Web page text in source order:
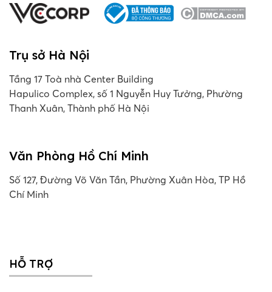
Trụ sở Hà Nội
Tầng 17 Toà nhà Center Building
Hapulico Complex, số 1 Nguyễn Huy Tưởng, Phường
Thanh Xuân, Thành phố Hà Nội
Văn Phòng Hồ Chí Minh
Số 127, Đường Võ Văn Tần, Phường Xuân Hòa, TP Hồ
Chí Minh
HỖ TRỢ